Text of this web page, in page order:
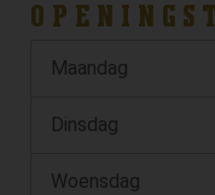
Maandag
Dinsdag
Woensdag